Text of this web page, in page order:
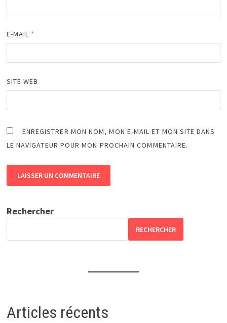
E-MAIL *
SITE WEB
ENREGISTRER MON NOM, MON E-MAIL ET MON SITE DANS
LE NAVIGATEUR POUR MON PROCHAIN COMMENTAIRE.
Rechercher
RECHERCHER
Articles récents